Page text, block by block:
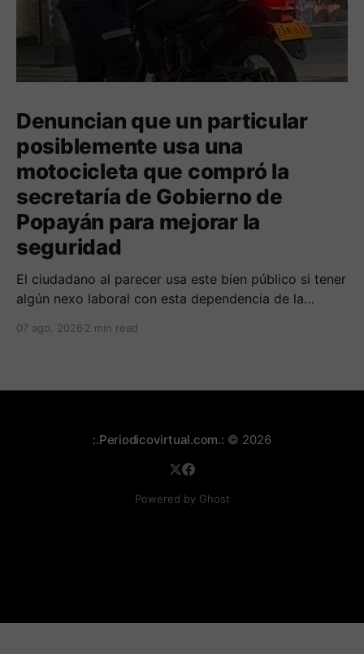
Denuncian que un particular
posiblemente usa una
motocicleta que compró la
secretaría de Gobierno de
Popayán para mejorar la
seguridad
El ciudadano al parecer usa este bien público si tener
algún nexo laboral con esta dependencia de la
municipales frente al tema.
07 ago. 2026 2 min read
:.Periodicovirtual.com.: © 2026
Powered by Ghost